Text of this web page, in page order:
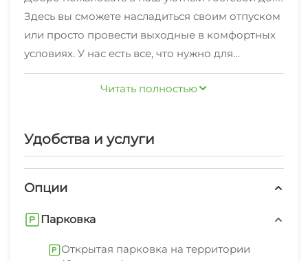
Здесь вы сможете насладиться своим отпуском
или просто провести выходные в комфортных
условиях. У нас есть все, что нужно для
полноценного и приятного отдыха. В каждом
номере есть двуспальные кровати и мягкая
кондиционером и телевизором. В номере
путешествующим с домашними питомцами.
в нашем гостеприимном доме. На территории
отлично провести время. Кроме того, можно
Читать полностью
Удобства и услуги
Опции
Парковка
Открытая парковка на территории